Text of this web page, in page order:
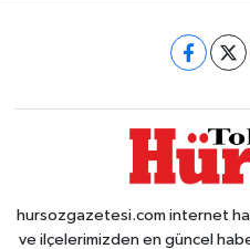
hursozgazetesi.com internet
ve ilçelerimizden en güncel